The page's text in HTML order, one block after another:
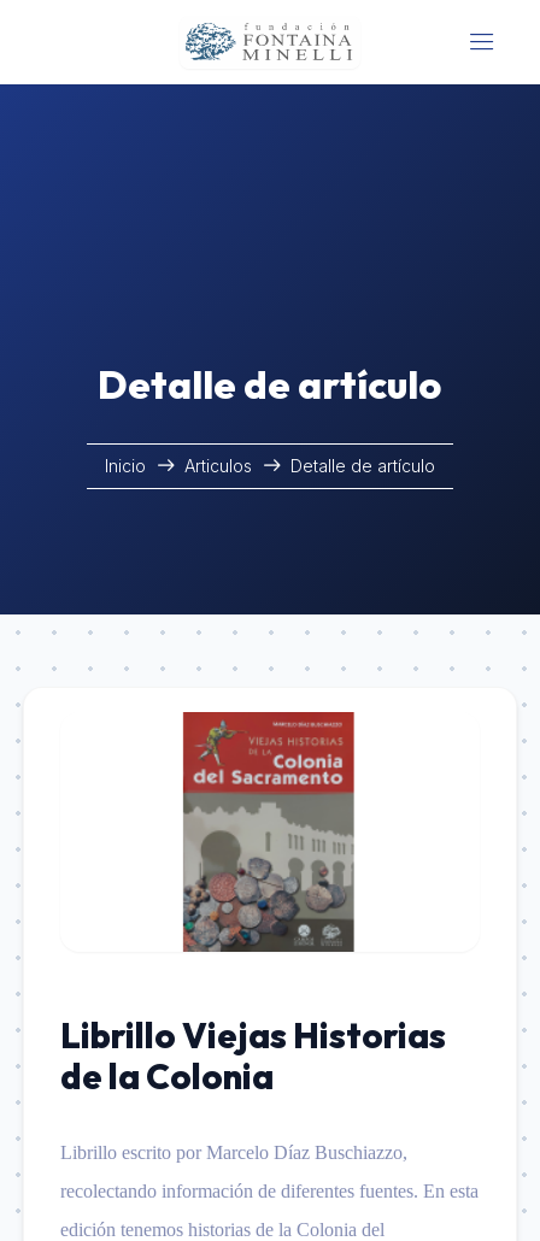
Detalle de artículo
Inicio Articulos Detalle de artículo
Librillo Viejas Historias
de la Colonia
Librillo escrito por Marcelo Díaz Buschiazzo,
recolectando información de diferentes fuentes. En esta
edición tenemos historias de la Colonia del